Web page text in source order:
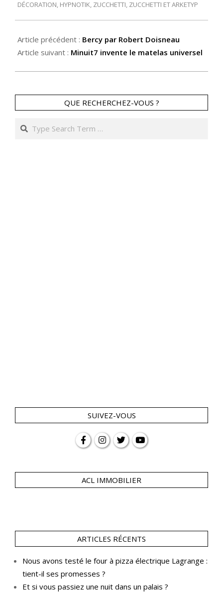
DÉCORATION, HYPNOTIK, ZUCCHETTI, ZUCCHETTI ET ARKETYP
Article précédent : Bercy par Robert Doisneau
Article suivant : Minuit7 invente le matelas universel
QUE RECHERCHEZ-VOUS ?
Search
SUIVEZ-VOUS
ACL IMMOBILIER
ARTICLES RÉCENTS
Nous avons testé le four à pizza électrique Lagrange :
tient-il ses promesses ?
Et si vous passiez une nuit dans un palais ?